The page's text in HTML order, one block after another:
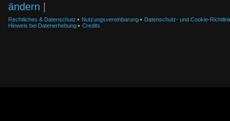
ändern
Rechtliches & Datenschutz Nutzungsvereinbarung
Datenschutz- und Cookie-
Hinweis bei Datenerhebung
Credits